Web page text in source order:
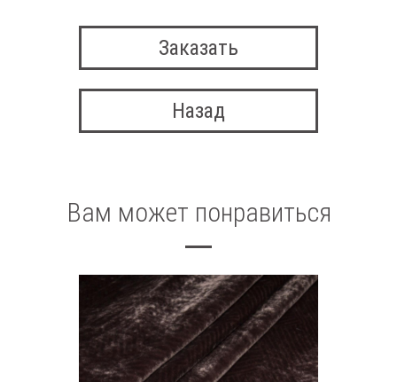
Заказать
Назад
Вам может понравиться